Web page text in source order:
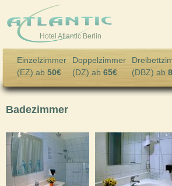
Skip to main content
Hotel Atlantic Berlin
Einzelzimmer
(EZ) ab 50€
Doppelzimmer
(DZ) ab 65€
(DBZ) ab
Badezimmer